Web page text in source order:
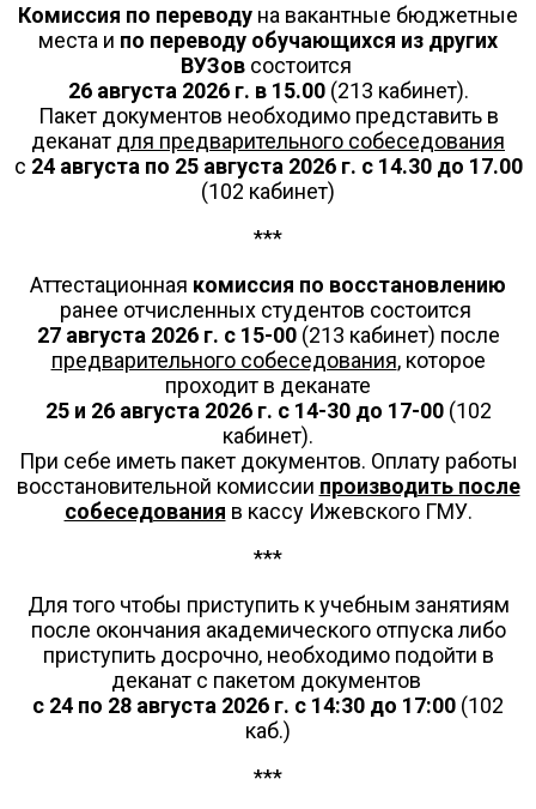
Комиссия по переводу на вакантные бюджетные
места и по переводу обучающихся из других
ВУЗовсостоится
26 августа 2026 г. в 15.00 (213 кабинет).
Пакет документов необходимо представить в
деканат для предварительного собеседования
с 24 августа по 25 августа 2026 г. с 14.30 до 17.00
(102 кабинет)
***
Аттестационная комиссия по восстановлению
ранее отчисленных студентов состоится
27 августа 2026 г. с 15-00 (213 кабинет) после
предварительного собеседования, которое
проходит в деканате
25 и 26 августа 2026 г. с 14-30 до 17-00 (102
кабинет).
При себе иметь пакет документов. Оплату работы
восстановительной комиссии производить после
собеседования в кассу Ижевского ГМУ.
***
Для того чтобы приступить к учебным занятиям
после окончания академического отпуска либо
приступить досрочно, необходимо подойти в
деканат с пакетом документов
с 24 по 28 августа 2026 г. с 14:30 до 17:00 (102
каб.)
***